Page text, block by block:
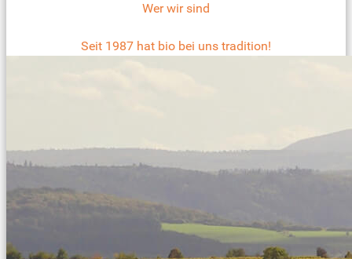
Wer wir sind
Seit 1987 hat bio bei uns tradition!